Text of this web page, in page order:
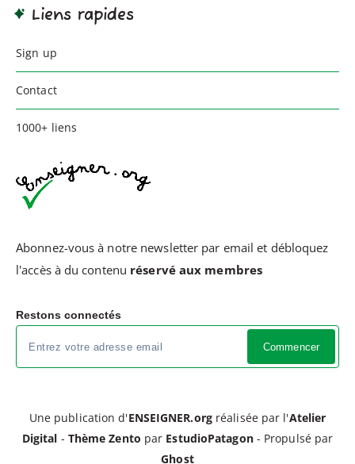
Liens rapides
Sign up
Contact
1000+ liens
Abonnez-vous à notre newsletter par email et débloquez
l'accès à du contenu réservé aux membres
Restons connectés
Commencer
Une publication d'ENSEIGNER.orgréalisée par l'Atelier
Digital - Thème Zento par EstudioPatagon- Propulsé par
Ghost